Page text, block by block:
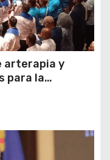
arterapia y
para la